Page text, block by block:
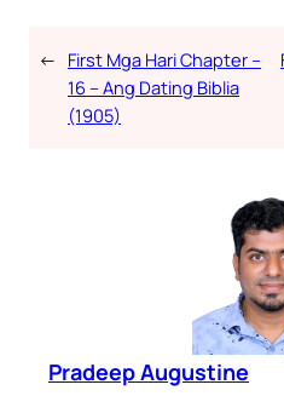
← First Mga Hari Chapter –
16 – Ang Dating Biblia
(1905)
Pradeep Augustine